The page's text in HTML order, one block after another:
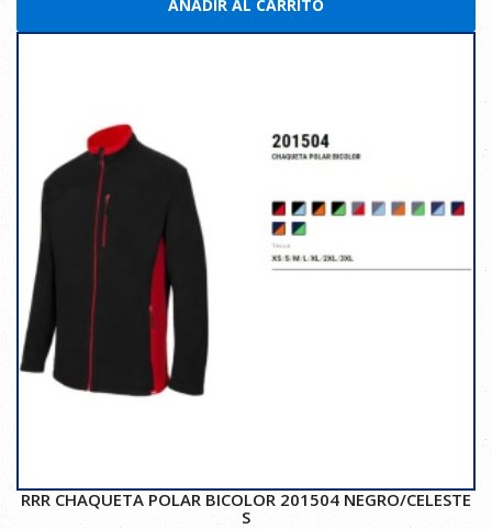
AÑADIR AL CARRITO
RRR CHAQUETA POLAR BICOLOR 201504 NEGRO/CELESTE
S